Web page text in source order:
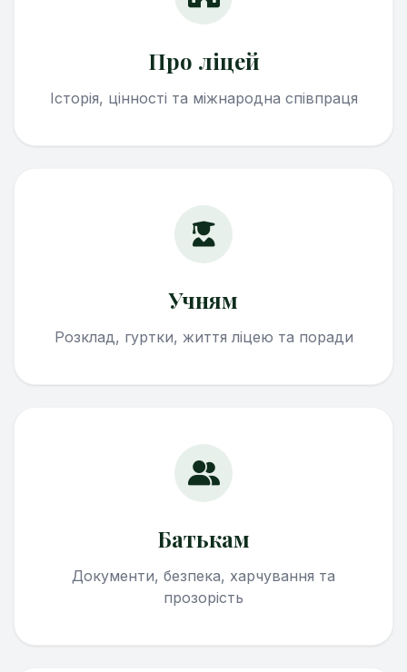
Про ліцей
Історія, цінності та міжнародна співпраця
Учням
Розклад, гуртки, життя ліцею та поради
Батькам
Документи, безпека, харчування та
прозорість